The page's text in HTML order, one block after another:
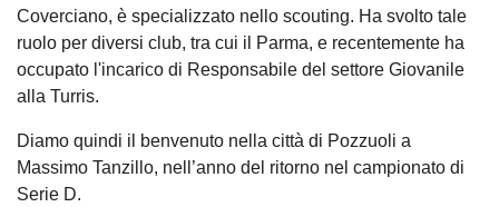
Coverciano, è specializzato nello scouting. Ha svolto tale
ruolo per diversi club, tra cui il Parma, e recentemente ha
occupato l'incarico di Responsabile del settore Giovanile
alla Turris.
Diamo quindi il benvenuto nella città di Pozzuoli a
Massimo Tanzillo, nell’anno del ritorno nel campionato di
Serie D.